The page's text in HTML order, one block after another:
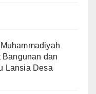
Bangunan dan
Lansia Desa